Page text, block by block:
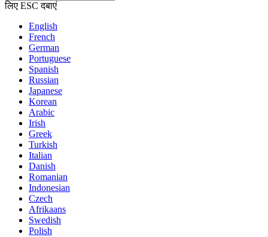
लिए ESC दबाएं
English
French
German
Portuguese
Spanish
Russian
Japanese
Korean
Arabic
Irish
Greek
Turkish
Italian
Danish
Romanian
Indonesian
Czech
Afrikaans
Swedish
Polish